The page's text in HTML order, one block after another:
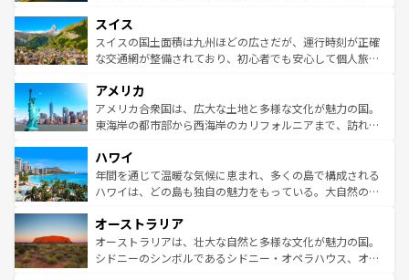
れる地方に足を運ぶとそれぞれで全く異なる文化を体験で
きるだろう。 なお、新着のフランス情報はコンテンツ一覧
を参照してほしい。
は、お酒好きな人にはぜひ体験してほしい。 なお、新着の
ドイツ情報はコンテンツ一覧を参照してほしい。
リアごとに異なる魅力がある。また、優雅なアフタヌーン
ティー、ビール好きにはたまらない英国パブ、サッカー観
戦など、本場だからこそできる体験も豊富。イギリスを旅
ンツ一覧を参照してほしい。
スイス
スイスの国土面積は九州ほどの広さだが、運行時刻が正確
な交通網が整備されており、初心者でも安心して個人旅行
の建物がそのまま残る町や、スイスならではのユニークな
博物館もあり、アルプス観光だけでなく町歩きも満喫する
ことができる。国民の所得が高いため物価も高いが、旅行
ば市内交通費無料で観光を楽しむこともできる。 なお、新
着のスイス情報はコンテンツ一覧 を参照してほしい。
アメリカ
アメリカ合衆国は、広大な土地と多様な文化が魅力の国。
東海岸の都市部から西海岸のカリフォルニアまで、訪れる
のような巨大都市は、観光、ショッピング、エンターテイ
ンメントが詰まった刺激的なスポットだ。一方、アメリカ
西部には大自然が広がり、グランドキャニオンやイエロー
部のニューオーリンズでは、音楽と美食が融合した独特の
文化が魅力。旅行者はアメリカの各地域で異なる魅力を楽
しみながら、その多様性と豊かな歴史を感じることができ
ハワイ
年間を通じて温暖な気候に恵まれ、多くの島で構成される
ハワイは、どの島も独自の魅力をもっている。大自然の神
ワイ島は見逃せない。また、定番の観光地といえばオアフ
島だが、静かな自然を求めるならマウイ島やカウアイ島が
おすすめ。エメラルドグリーンに輝く海をはじめ、豊かな
オーストラリア
オーストラリアは、壮大な自然と多様な文化が魅力の国。
シドニーのシンボルであるシドニー・オペラハウス、オー